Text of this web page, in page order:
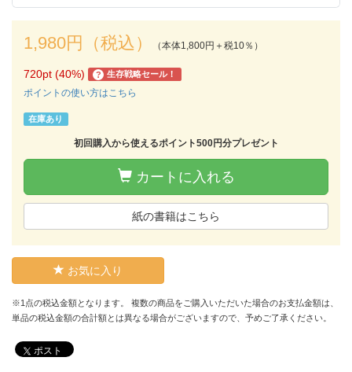
1,980円（税込） （本体1,800円＋税10％）
720pt (40%) ? 生存戦略セール！
ポイントの使い方はこちら
在庫あり
初回購入から使えるポイント500円分プレゼント
カートに入れる
紙の書籍はこちら
お気に入り
※1点の税込金額となります。 複数の商品をご購入いただいた場合のお支払金額は、
単品の税込金額の合計額とは異なる場合がございますので、予めご了承ください。
ポスト